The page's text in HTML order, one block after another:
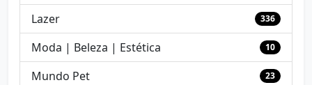
Lazer 336
Moda | Beleza | Estética 10
Mundo Pet 23